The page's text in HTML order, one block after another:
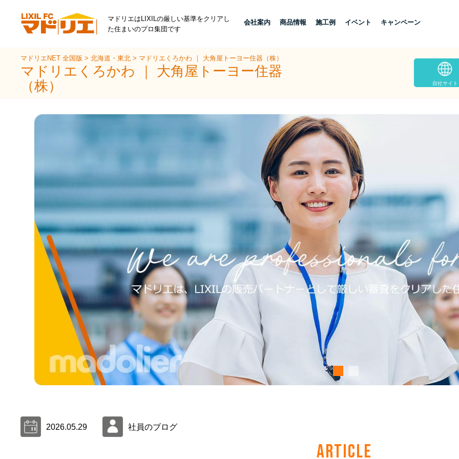
マドリエはLIXILの厳しい基準をクリアし
た住まいのプロ集団です
会社案内 商品情報 施工例 イベント キャンペーン
マドリエNET 全国版>北海道・東北> マドリエくろかわ ｜ 大角屋トーヨー住器（株）
マドリエくろかわ ｜ 大角屋トーヨー住器
（株）
自社サイト
2026.05.29 社員のブログ
ARTICLE